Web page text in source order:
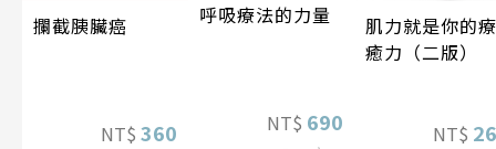
攔截胰臟癌
NT$ 360
呼吸療法的力量
NT$ 690
肌力就是你的療
癒力（二版）
NT$